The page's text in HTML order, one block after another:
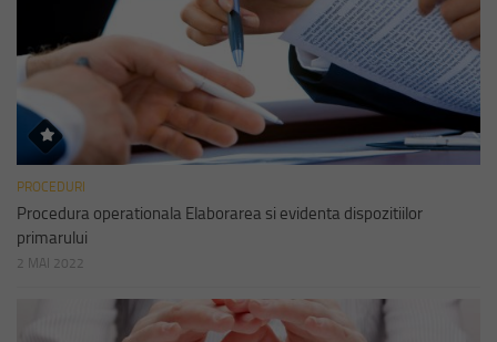
PROCEDURI
Procedura operationala Elaborarea si evidenta dispozitiilor
primarului
2 MAI 2022